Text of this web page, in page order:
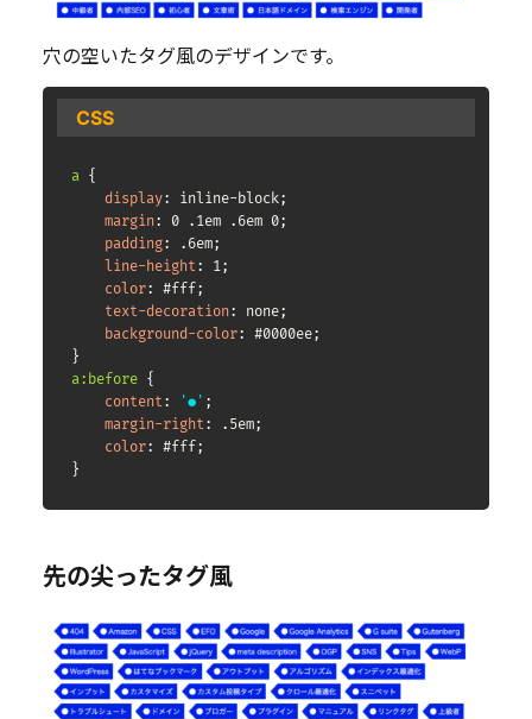
穴の空いたタグ風のデザインです。
CSS
a {
display: inline-block;
margin: 0 .1em .6em 0;
padding: .6em;
line-height: 1;
color: #fff ;
text-decoration: none;
background-color: #0000ee;
}
a:before {
content: '●' ;
margin-right: .5em;
color: #fff ;
}
先の尖ったタグ風